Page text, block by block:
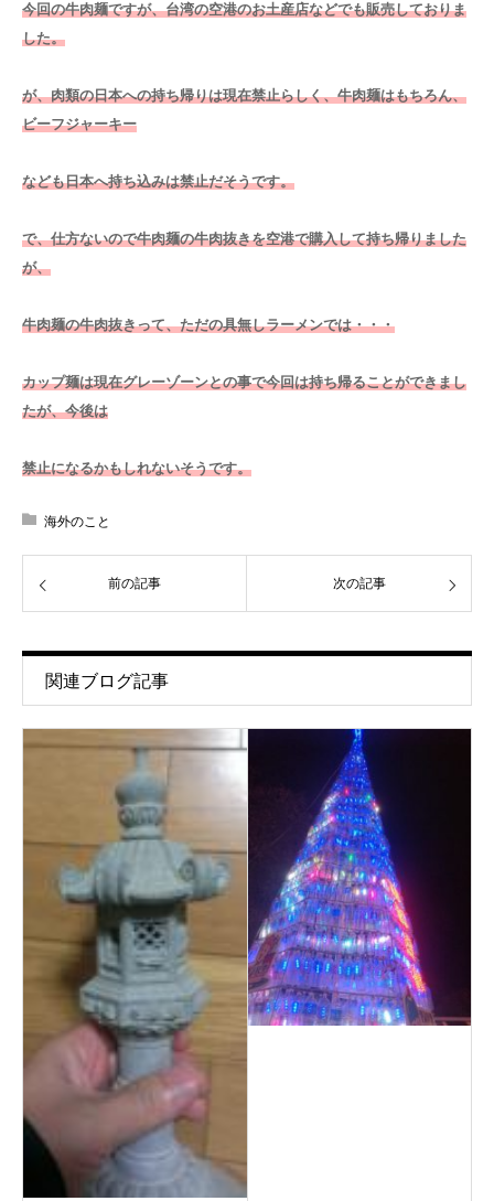
今回の牛肉麺ですが、台湾の空港のお土産店などでも販売しておりま
した。
が、肉類の日本への持ち帰りは現在禁止らしく、牛肉麺はもちろん、
ビーフジャーキー
なども日本へ持ち込みは禁止だそうです。
で、仕方ないので牛肉麺の牛肉抜きを空港で購入して持ち帰りました
が、
牛肉麺の牛肉抜きって、ただの具無しラーメンでは・・・
カップ麺は現在グレーゾーンとの事で今回は持ち帰ることができまし
たが、今後は
禁止になるかもしれないそうです。
海外のこと
前の記事 次の記事
関連ブログ記事